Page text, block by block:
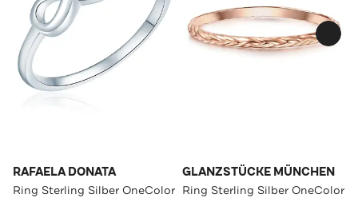
RAFAELA DONATA
Ring Sterling Silber OneColor
GLANZSTÜCKE MÜNCHEN
Ring Sterling Silber OneColor